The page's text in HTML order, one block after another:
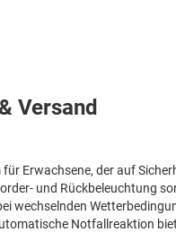
für Erwachsene, der auf
und Rückbeleuchtung
wechselnden
Notfallreaktion
Versand